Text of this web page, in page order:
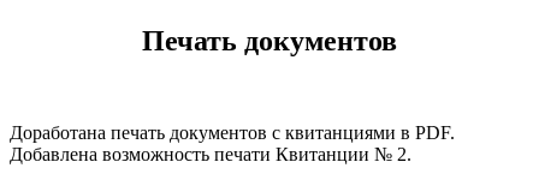
Печать документов
Доработана печать документов с квитанциями в PDF.
Добавлена возможность печати Квитанции № 2.